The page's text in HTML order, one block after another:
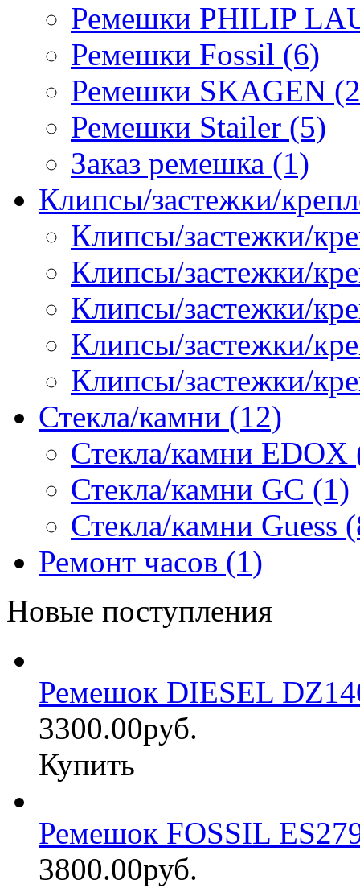
Ремешки PHILIP
Ремешки Fossil (6)
Ремешки SKAGEN
Ремешки Stailer (5)
Заказ ремешка (1)
Клипсы/застежки/
Клипсы/застежки/
Клипсы/застежки/
Клипсы/застежки/
Клипсы/застежки/
Клипсы/застежки/
Стекла/камни (12)
Стекла/камни EDOX
Стекла/камни GC (1)
Стекла/камни Guess
Ремонт часов (1)
Новые поступления
Ремешок DIESEL
3300.00руб.
Купить
Ремешок FOSSIL
3800.00руб.